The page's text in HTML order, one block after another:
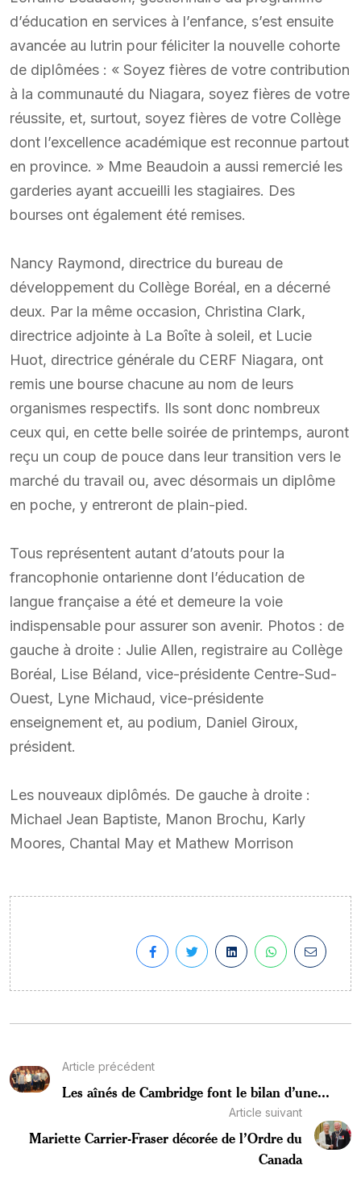
d’éducation en services à l’enfance, s’est ensuite
avancée au lutrin pour féliciter la nouvelle cohorte
de diplômées : « Soyez fières de votre contribution
à la communauté du Niagara, soyez fières de votre
réussite, et, surtout, soyez fières de votre Collège
dont l’excellence académique est reconnue partout
en province. » Mme Beaudoin a aussi remercié les
garderies ayant accueilli les stagiaires. Des
bourses ont également été remises.
Nancy Raymond, directrice du bureau de
développement du Collège Boréal, en a décerné
deux. Par la même occasion, Christina Clark,
directrice adjointe à La Boîte à soleil, et Lucie
Huot, directrice générale du CERF Niagara, ont
remis une bourse chacune au nom de leurs
organismes respectifs. Ils sont donc nombreux
ceux qui, en cette belle soirée de printemps, auront
reçu un coup de pouce dans leur transition vers le
marché du travail ou, avec désormais un diplôme
en poche, y entreront de plain-pied.
Tous représentent autant d’atouts pour la
francophonie ontarienne dont l’éducation de
langue française a été et demeure la voie
indispensable pour assurer son avenir. Photos : de
gauche à droite : Julie Allen, registraire au Collège
Boréal, Lise Béland, vice-présidente Centre-Sud-
Ouest, Lyne Michaud, vice-présidente
enseignement et, au podium, Daniel Giroux,
président.
Les nouveaux diplômés. De gauche à droite :
Michael Jean Baptiste, Manon Brochu, Karly
Moores, Chantal May et Mathew Morrison
Article précédent
Les aînés de Cambridge font le bilan d’une...
Article suivant
Mariette Carrier-Fraser décorée de l’Ordre du
Canada